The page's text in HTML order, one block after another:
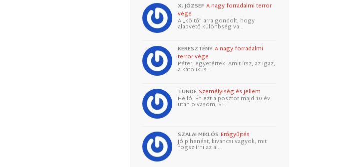
X. JÓZSEF A nagy forradalmi terror
vége
A „költő” arra gondolt, hogy
alapvető különbség va…
KERESZTÉNY A nagy forradalmi
terror vége
Péter, egyetértek. Amit írsz, az igaz,
a katolikus…
TUNDE Személyiség és jellem
Helló, Én ezt a posztot majd 10 év
után olvasom, S…
SZALAI MIKLÓS Erőgyűjtés
Jó pihenést, kiváncsi vagyok, mit
fogsz írni az ál…